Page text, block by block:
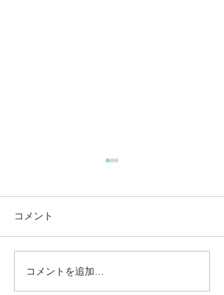
動かないところに、中心
がある。——ロジャース
コメント
コメントを追加…